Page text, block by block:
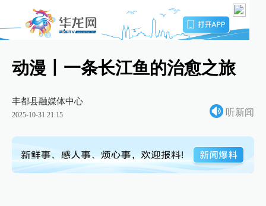
动漫丨一条长江鱼的治愈之旅
丰都县融媒体中心
2025-10-31 21:15 听新闻